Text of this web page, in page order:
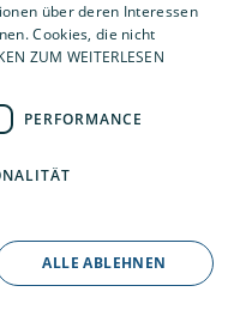
der Google/Alphabet-
Google Consent
des
unseres Cookie-
Ping-Information mit
diese und sendet sie
über deren Interessen
Cookies, die nicht
ZUM WEITERLESEN
PERFORMANCE
ALLE ABLEHNEN